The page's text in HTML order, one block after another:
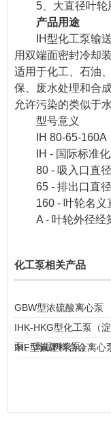
5、大直径叶轮
产品用途
IH型化工泵输
用双端面密封冷却
适用于化工、石油
保、废水处理和合
允许污染的类似于
型号意义
IH 80-65-160A
IH - 国际标准
80 - 吸入口直
65 - 排出口直
160 - 叶轮名义
A - 叶轮外径经
化工泵相关产品
GBW型浓硫酸离心泵
IHK-HKG型化工泵（
泵、高温料浆泵）
IHF型氟塑料合金离心